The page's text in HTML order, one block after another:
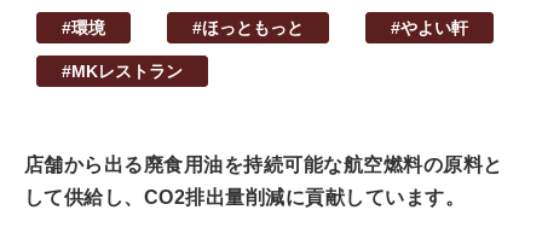
#環境 #ほっともっと #やよい軒
#MKレストラン
店舗から出る廃食用油を持続可能な航空燃料の原料と
して供給し、CO2排出量削減に貢献しています。